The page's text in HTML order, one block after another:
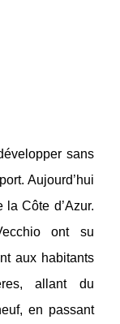
sans
Aujourd’hui
Côte d’Azur.
ont su
aux habitants
allant du
en passant